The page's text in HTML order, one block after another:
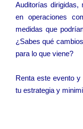
Auditorías dirigidas,
en operaciones
medidas que
¿Sabes qué
para lo que viene?
Renta este evento
tu estrategia y